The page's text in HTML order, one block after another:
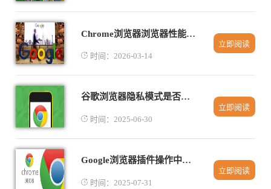
Chrome浏览器浏览器性能测试实测及优化方案全面解读
时间：2026-03-14
立即阅读
谷歌浏览器隐私模式是否影响插件工作
时间：2025-06-30
立即阅读
Google浏览器插件操作中断是否浏览器脚本冲突
时间：2025-07-31
立即阅读